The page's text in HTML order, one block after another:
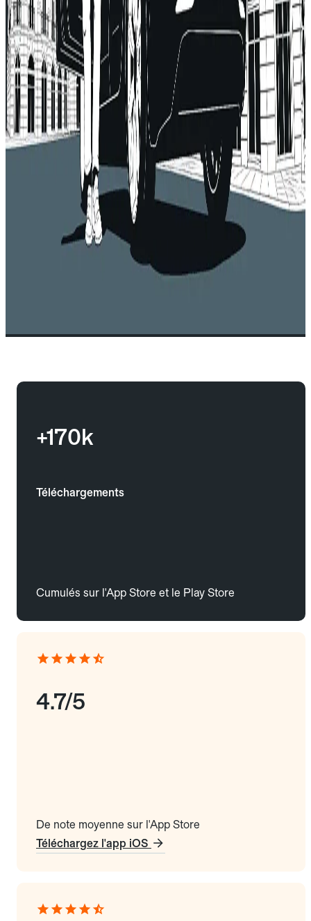
+170k
Téléchargements
Cumulés sur l'App Store et le Play Store
4.7/5
De note moyenne sur l'App Store
Téléchargez l'app iOS